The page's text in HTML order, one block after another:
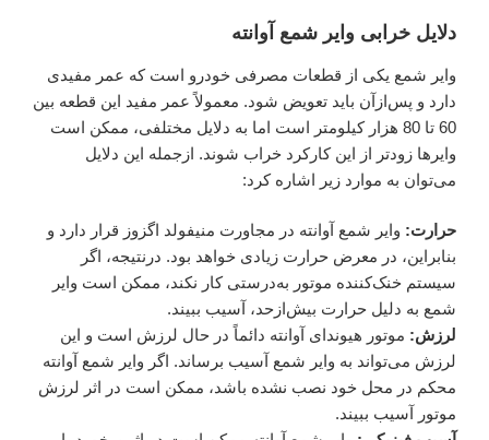
دلایل خرابی وایر شمع آوانته
وایر شمع یکی از قطعات مصرفی خودرو است که عمر مفیدی
دارد و پس‌ازآن باید تعویض شود. معمولاً عمر مفید این قطعه بین
60 تا 80 هزار کیلومتر است اما به دلایل مختلفی، ممکن است
وایرها زودتر از این کارکرد خراب شوند. ازجمله این دلایل
می‌توان به موارد زیر اشاره کرد:
حرارت: وایر شمع آوانته در مجاورت منیفولد اگزوز قرار دارد و
بنابراین، در معرض حرارت زیادی خواهد بود. درنتیجه، اگر
سیستم خنک‌کننده موتور به‌درستی کار نکند، ممکن است وایر
شمع به دلیل حرارت بیش‌ازحد، آسیب ببیند.
لرزش: موتور هیوندای آوانته دائماً در حال لرزش است و این
لرزش می‌تواند به وایر شمع آسیب برساند. اگر وایر شمع آوانته
محکم در محل خود نصب نشده باشد، ممکن است در اثر لرزش
موتور آسیب ببیند.